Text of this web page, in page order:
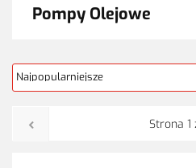
Pompy Olejowe